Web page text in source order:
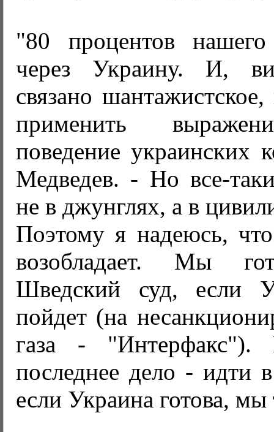
"80 процентов нашего
через Украину. И,
связано
применить
поведение украинских
Медведев. - Но все-
не в джунглях, а в
Поэтому я надеюсь,
возобладает. Мы
Шведский суд, если
пойдет (на
газа -
последнее дело - идти
если Украина готова,